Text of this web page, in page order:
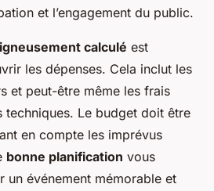
et l’engagement du public.
calculé est
les dépenses. Cela inclut les
et peut-être même les frais
techniques. Le budget doit être
en compte les imprévus
bonne planification vous
un événement mémorable et